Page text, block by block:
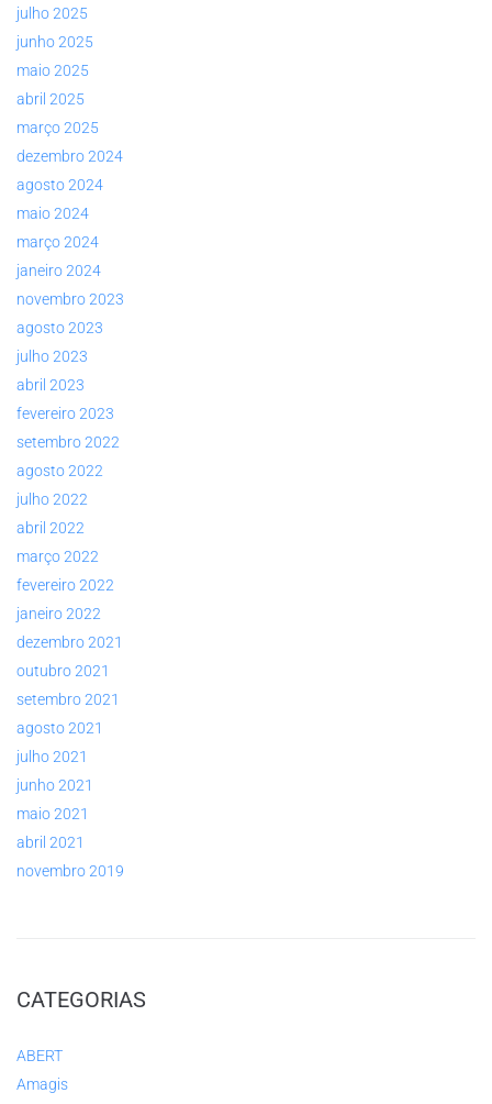
julho 2025
junho 2025
maio 2025
abril 2025
março 2025
dezembro 2024
agosto 2024
maio 2024
março 2024
janeiro 2024
novembro 2023
agosto 2023
julho 2023
abril 2023
fevereiro 2023
setembro 2022
agosto 2022
julho 2022
abril 2022
março 2022
fevereiro 2022
janeiro 2022
dezembro 2021
outubro 2021
setembro 2021
agosto 2021
julho 2021
junho 2021
maio 2021
abril 2021
novembro 2019
CATEGORIAS
ABERT
Amagis